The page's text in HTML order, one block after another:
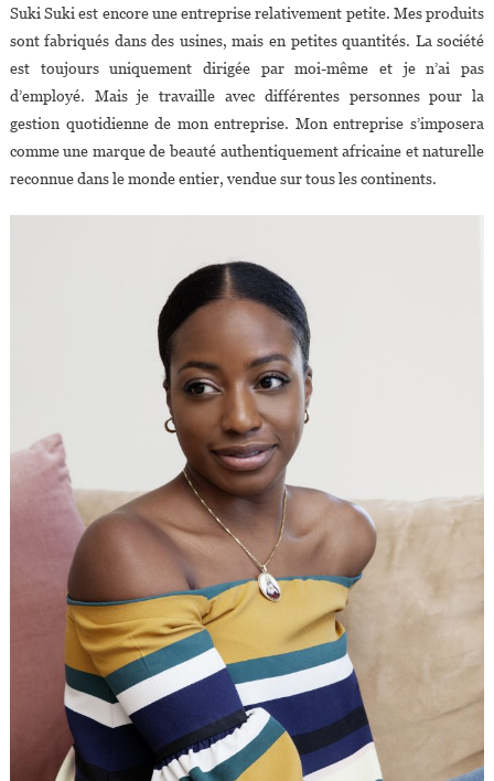
Suki Suki est encore une entreprise relativement petite. Mes produits
sont fabriqués dans des usines, mais en petites quantités. La société
est toujours uniquement dirigée par moi-même et je n’ai pas
d’employé. Mais je travaille avec différentes personnes pour la
gestion quotidienne de mon entreprise. Mon entreprise s’imposera
comme une marque de beauté authentiquement africaine et naturelle
reconnue dans le monde entier, vendue sur tous les continents.